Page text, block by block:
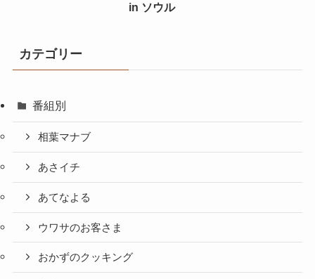
in ソウル
カテゴリー
番組別
相葉マナブ
あさイチ
あてなよる
ウワサのお客さま
おかずのクッキング